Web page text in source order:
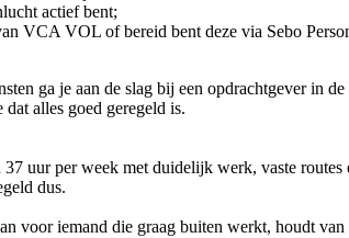
actief bent;
VCA VOL of bereid bent deze via Sebo
ga je aan de slag bij een opdrachtgever in
alles goed geregeld is.
uur per week met duidelijk werk, vaste routes
dus.
voor iemand die graag buiten werkt, houdt